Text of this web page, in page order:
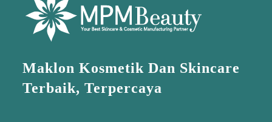
Maklon Kosmetik Dan Skincare
Terbaik, Terpercaya